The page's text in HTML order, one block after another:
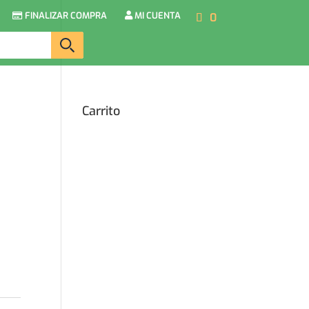
FINALIZAR COMPRA MI CUENTA 0
Carrito